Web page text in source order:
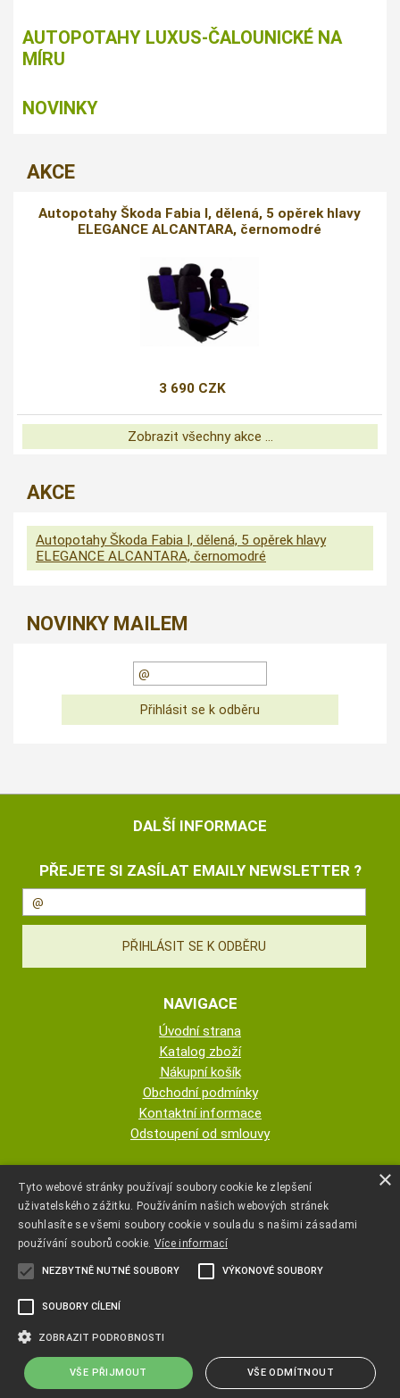
AUTOPOTAHY LUXUS-ČALOUNICKÉ NA
MÍRU
NOVINKY
AKCE
Autopotahy Škoda Fabia I, dělená, 5 opěrek hlavy
ELEGANCE ALCANTARA, černomodré
3 690 CZK
Zobrazit všechny akce ...
AKCE
Autopotahy Škoda Fabia I, dělená, 5 opěrek hlavy
ELEGANCE ALCANTARA, černomodré
NOVINKY MAILEM
DALŠÍ INFORMACE
PŘEJETE SI ZASÍLAT EMAILY NEWSLETTER ?
NAVIGACE
Úvodní strana
Katalog zboží
Nákupní košík
Obchodní podmínky
Kontaktní informace
Odstoupení od smlouvy
ESHOP PROVOZUJE
AUTOPOTAHY NOVOTNÝ - KRISTA
NOVOTNÁ
+420 777 107 600
Copyright ©www.autopotahyjano.cz ,provozováno na systému
×
Tyto webové stránky používají soubory cookie ke zlepšení
uživatelského zážitku. Používáním našich webových stránek
souhlasíte se všemi soubory cookie v souladu s našimi zásadami
používání souborů cookie. Více informací
NEZBYTNĚ NUTNÉ SOUBORY VÝKONOVÉ SOUBORY
SOUBORY CÍLENÍ
ZOBRAZIT PODROBNOSTI
VŠE PŘIJMOUT VŠE ODMÍTNOUT